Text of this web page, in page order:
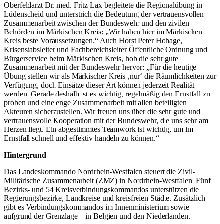
Oberfeldarzt Dr. med. Fritz Lax begleitete die Regionalübung in
Lüdenscheid und unterstrich die Bedeutung der vertrauensvollen
Zusammenarbeit zwischen der Bundeswehr und den zivilen
Behörden im Märkischen Kreis: „Wir haben hier im Märkischen
Kreis beste Voraussetzungen.“ Auch Horst Peter Hohage,
Krisenstabsleiter und Fachbereichsleiter Öffentliche Ordnung und
Bürgerservice beim Märkischen Kreis, hob die sehr gute
Zusammenarbeit mit der Bundeswehr hervor: „Für die heutige
Übung stellen wir als Märkischer Kreis ‚nur‘ die Räumlichkeiten zur
Verfügung, doch Einsätze dieser Art können jederzeit Realität
werden. Gerade deshalb ist es wichtig, regelmäßig den Ernstfall zu
proben und eine enge Zusammenarbeit mit allen beteiligten
Akteuren sicherzustellen. Wir freuen uns über die sehr gute und
vertrauensvolle Kooperation mit der Bundeswehr, die uns sehr am
Herzen liegt. Ein abgestimmtes Teamwork ist wichtig, um im
Ernstfall schnell und effektiv handeln zu können.“
Hintergrund
Das Landeskommando Nordrhein-Westfalen steuert die Zivil-
Militärische Zusammenarbeit (ZMZ) in Nordrhein-Westfalen. Fünf
Bezirks- und 54 Kreisverbindungskommandos unterstützen die
Regierungsbezirke, Landkreise und kreisfreien Städte. Zusätzlich
gibt es Verbindungskommandos im Innenministerium sowie –
aufgrund der Grenzlage – in Belgien und den Niederlanden.